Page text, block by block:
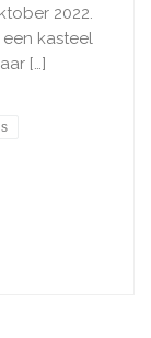
2022.
kasteel
[…]